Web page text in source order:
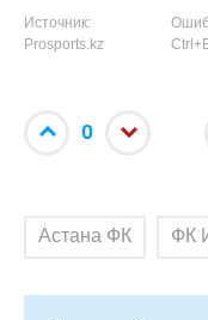
Источник:
Prosports.kz
0
Астана ФК ФК